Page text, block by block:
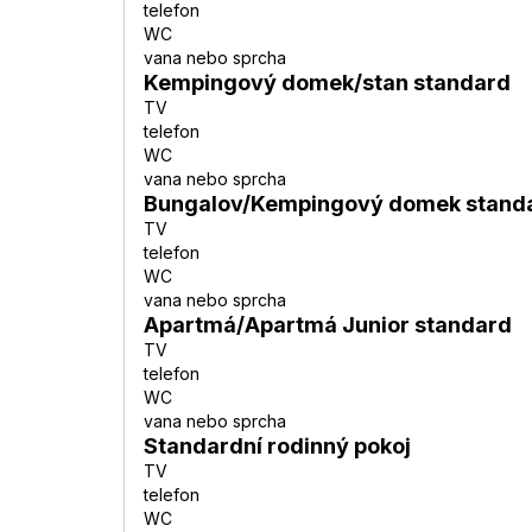
telefon
WC
vana nebo sprcha
Kempingový domek/stan standard
TV
telefon
WC
vana nebo sprcha
Bungalov/Kempingový domek
TV
telefon
WC
vana nebo sprcha
Apartmá/Apartmá Junior standard
TV
telefon
WC
vana nebo sprcha
Standardní rodinný pokoj
TV
telefon
WC